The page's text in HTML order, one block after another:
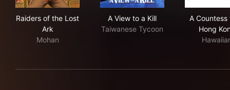
Raiders of the Lost
Ark
Mohan
A View to a Kill
Taiwanese Tycoon
A Countess
Hong